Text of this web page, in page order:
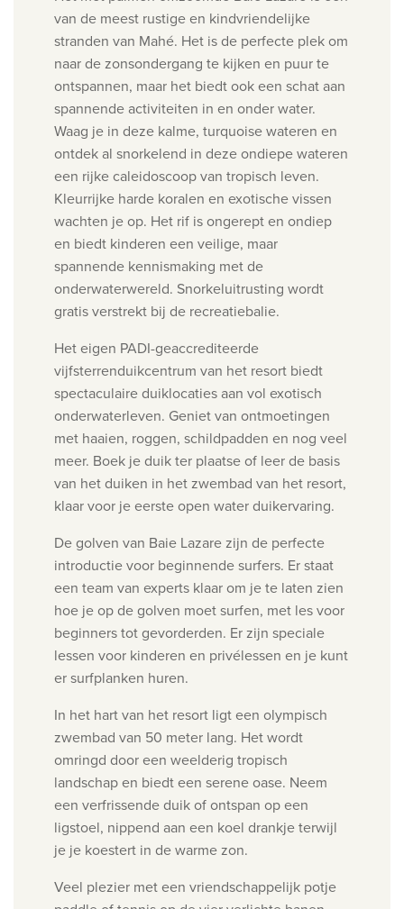
van de meest rustige en kindvriendelijke
stranden van Mahé. Het is de perfecte plek om
naar de zonsondergang te kijken en puur te
ontspannen, maar het biedt ook een schat aan
spannende activiteiten in en onder water.
Waag je in deze kalme, turquoise wateren en
ontdek al snorkelend in deze ondiepe wateren
een rijke caleidoscoop van tropisch leven.
Kleurrijke harde koralen en exotische vissen
wachten je op. Het rif is ongerept en ondiep
en biedt kinderen een veilige, maar
spannende kennismaking met de
onderwaterwereld. Snorkeluitrusting wordt
gratis verstrekt bij de recreatiebalie.
Het eigen PADI-geaccrediteerde
vijfsterrenduikcentrum van het resort biedt
spectaculaire duiklocaties aan vol exotisch
onderwaterleven. Geniet van ontmoetingen
met haaien, roggen, schildpadden en nog veel
meer. Boek je duik ter plaatse of leer de basis
van het duiken in het zwembad van het resort,
klaar voor je eerste open water duikervaring.
De golven van Baie Lazare zijn de perfecte
introductie voor beginnende surfers. Er staat
een team van experts klaar om je te laten zien
hoe je op de golven moet surfen, met les voor
beginners tot gevorderden. Er zijn speciale
lessen voor kinderen en privélessen en je kunt
er surfplanken huren.
In het hart van het resort ligt een olympisch
zwembad van 50 meter lang. Het wordt
omringd door een weelderig tropisch
landschap en biedt een serene oase. Neem
een verfrissende duik of ontspan op een
ligstoel, nippend aan een koel drankje terwijl
je je koestert in de warme zon.
Veel plezier met een vriendschappelijk potje